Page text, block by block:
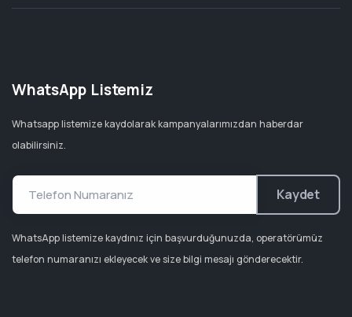
WhatsApp Listemiz
Whatsapp listemize kaydolarak kampanyalarımızdan haberdar
olabilirsiniz.
Kaydet
WhatsApp listemize kaydınız için başvurduğunuzda, operatörümüz
telefon numaranızı ekleyecek ve size bilgi mesajı gönderecektir.